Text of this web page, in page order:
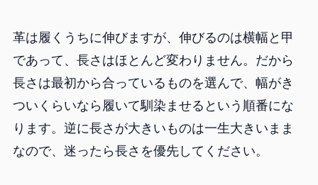
革は履くうちに伸びますが、伸びるのは横幅と甲
であって、長さはほとんど変わりません。だから
長さは最初から合っているものを選んで、幅がき
ついくらいなら履いて馴染ませるという順番にな
ります。逆に長さが大きいものは一生大きいまま
なので、迷ったら長さを優先してください。